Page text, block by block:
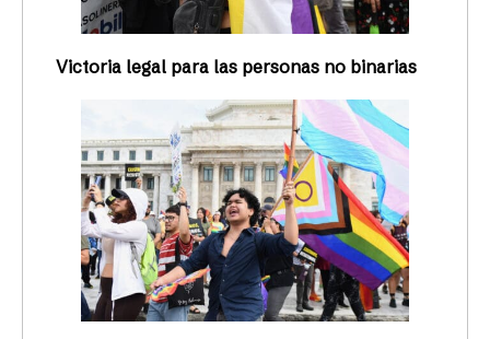
Victoria legal para las personas no binarias